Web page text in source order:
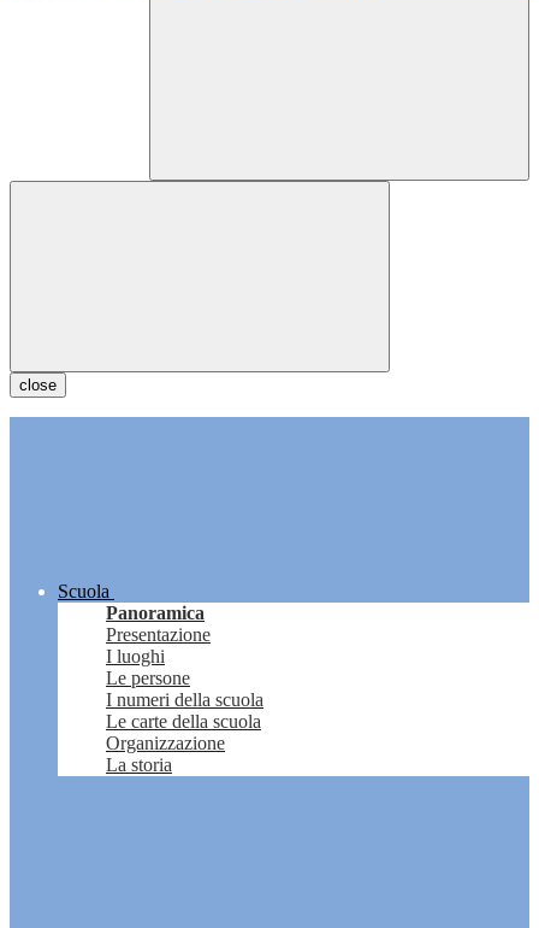
close
Scuola
Panoramica
Presentazione
I luoghi
Le persone
I numeri della scuola
Le carte della scuola
Organizzazione
La storia